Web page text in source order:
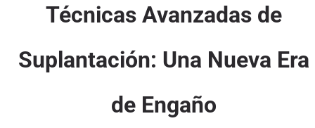
Técnicas Avanzadas de
Suplantación: Una Nueva Era
de Engaño